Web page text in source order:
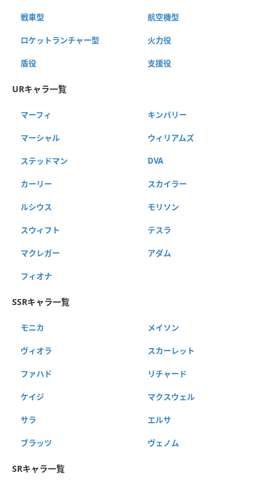
戦車型 航空機型
ロケットランチャー型 火力役
盾役 支援役
URキャラ一覧
マーフィ キンバリー
マーシャル ウィリアムズ
ステッドマン DVA
カーリー スカイラー
ルシウス モリソン
スウィフト テスラ
マクレガー アダム
フィオナ
SSRキャラ一覧
モニカ メイソン
ヴィオラ スカーレット
ファハド リチャード
ケイジ マクスウェル
サラ エルサ
ブラッツ ヴェノム
SRキャラ一覧